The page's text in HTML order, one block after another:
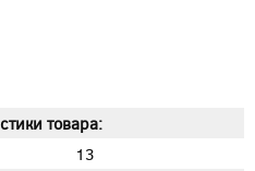
товара:
13